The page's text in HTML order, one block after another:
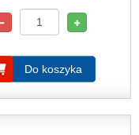
Do koszyka